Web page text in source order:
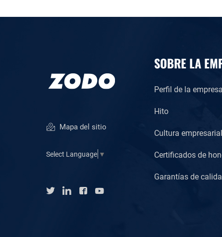
Mapa del sitio
Select Language ▼
SOBRE LA
Perfil de la
Hito
Cultura empresarial
Certificados de
Garantías de